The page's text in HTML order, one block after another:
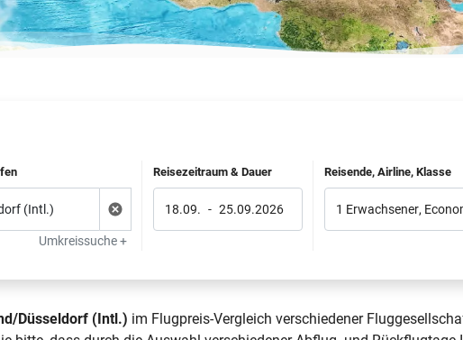
Umkreissuche +
Reisezeitraum & Dauer
18.09. - 25.09.2026
Reisende, Airline, Klasse
1 Erwachsener,
Düsseldorf (Intl.) im Flugpreis-Vergleich verschiedener